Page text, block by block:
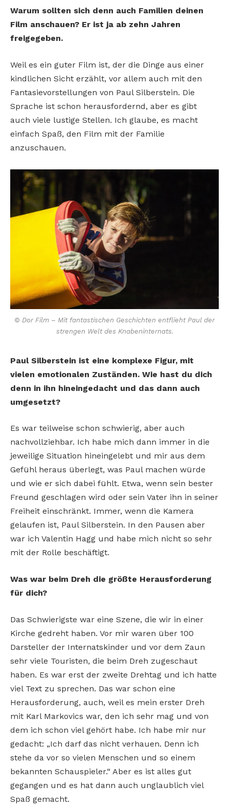
Warum sollten sich denn auch Familien deinen
Film anschauen? Er ist ja ab zehn Jahren
freigegeben.
Weil es ein guter Film ist, der die Dinge aus einer
kindlichen Sicht erzählt, vor allem auch mit den
Fantasievorstellungen von Paul Silberstein. Die
Sprache ist schon herausfordernd, aber es gibt
auch viele lustige Stellen. Ich glaube, es macht
einfach Spaß, den Film mit der Familie
anzuschauen.
© Dor Film – Mit fantastischen Geschichten entflieht Paul der
strengen Welt des Knabeninternats.
Paul Silberstein ist eine komplexe Figur, mit
vielen emotionalen Zuständen. Wie hast du dich
denn in ihn hineingedacht und das dann auch
umgesetzt?
Es war teilweise schon schwierig, aber auch
nachvollziehbar. Ich habe mich dann immer in die
jeweilige Situation hineingelebt und mir aus dem
Gefühl heraus überlegt, was Paul machen würde
und wie er sich dabei fühlt. Etwa, wenn sein bester
Freund geschlagen wird oder sein Vater ihn in seiner
Freiheit einschränkt. Immer, wenn die Kamera
gelaufen ist, Paul Silberstein. In den Pausen aber
war ich Valentin Hagg und habe mich nicht so sehr
mit der Rolle beschäftigt.
Was war beim Dreh die größte Herausforderung
für dich?
Das Schwierigste war eine Szene, die wir in einer
Kirche gedreht haben. Vor mir waren über 100
Darsteller der Internatskinder und vor dem Zaun
sehr viele Touristen, die beim Dreh zugeschaut
haben. Es war erst der zweite Drehtag und ich hatte
viel Text zu sprechen. Das war schon eine
Herausforderung, auch, weil es mein erster Dreh
mit Karl Markovics war, den ich sehr mag und von
dem ich schon viel gehört habe. Ich habe mir nur
gedacht: „Ich darf das nicht verhauen. Denn ich
stehe da vor so vielen Menschen und so einem
bekannten Schauspieler.“ Aber es ist alles gut
gegangen und es hat dann auch unglaublich viel
Spaß gemacht.